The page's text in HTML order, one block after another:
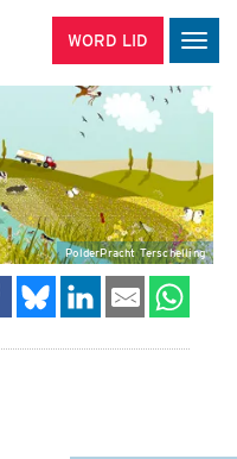
WORD LID
PolderPracht Terschelling